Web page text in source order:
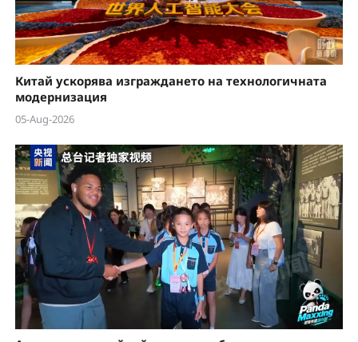
Китай ускорява изграждането на технологичната
модернизация
05-Aug-2026